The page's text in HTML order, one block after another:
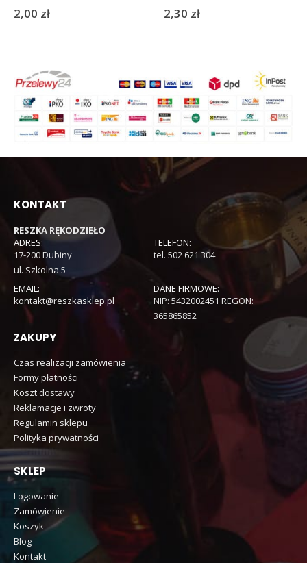
2,00 zł 2,30 zł
KONTAKT
RESZKA RĘKODZIEŁO
ADRES:
17-200 Dubiny
ul. Szkolna 5
TELEFON:
tel. 502 621 304
EMAIL:
kontakt@reszkasklep.pl
DANE FIRMOWE:
NIP: 5432002451 REGON:
365865852
ZAKUPY
Czas realizacji zamówienia
Formy płatności
Koszt dostawy
Reklamacje i zwroty
Regulamin sklepu
Polityka prywatności
SKLEP
Logowanie
Zamówienie
Koszyk
Blog
Kontakt